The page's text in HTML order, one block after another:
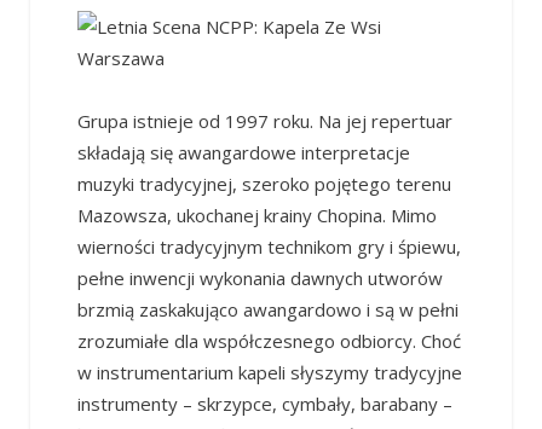
Grupa istnieje od 1997 roku. Na jej repertuar
składają się awangardowe interpretacje
muzyki tradycyjnej, szeroko pojętego terenu
Mazowsza, ukochanej krainy Chopina. Mimo
wierności tradycyjnym technikom gry i śpiewu,
pełne inwencji wykonania dawnych utworów
brzmią zaskakująco awangardowo i są w pełni
zrozumiałe dla współczesnego odbiorcy. Choć
w instrumentarium kapeli słyszymy tradycyjne
instrumenty – skrzypce, cymbały, barabany –